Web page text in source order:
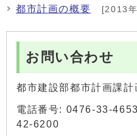
都市計画の概要 [2013
お問い合わせ
都市建設部都市計画課計
電話番号: 0476-33-
42-6200